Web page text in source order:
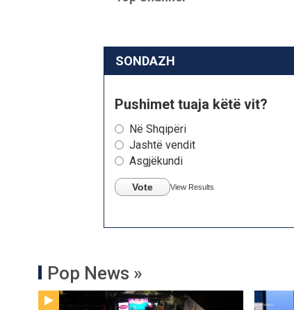
SONDAZH
Pushimet tuaja këtë vit?
Në Shqipëri
Jashtë vendit
Asgjëkundi
Vote View Results
Pop News »